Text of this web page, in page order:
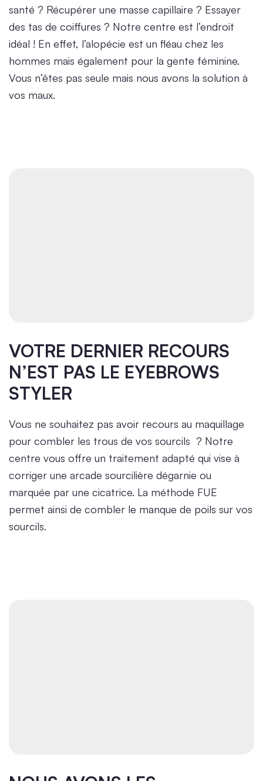
santé ? Récupérer une masse capillaire ? Essayer
des tas de coiffures ? Notre centre est l’endroit
idéal ! En effet, l’alopécie est un fléau chez les
hommes mais également pour la gente féminine.
Vous n’êtes pas seule mais nous avons la solution à
vos maux.
VOTRE DERNIER RECOURS
N’EST PAS LE EYEBROWS
STYLER
Vous ne souhaitez pas avoir recours au maquillage
pour combler les trous de vos sourcils ? Notre
centre vous offre un traitement adapté qui vise à
corriger une arcade sourcilière dégarnie ou
marquée par une cicatrice. La méthode FUE
permet ainsi de combler le manque de poils sur vos
sourcils.